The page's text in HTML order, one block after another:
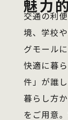
魅力
交通の利
境、学校
グモール
快適に暮
件」が誰
暮らし方
をご用意